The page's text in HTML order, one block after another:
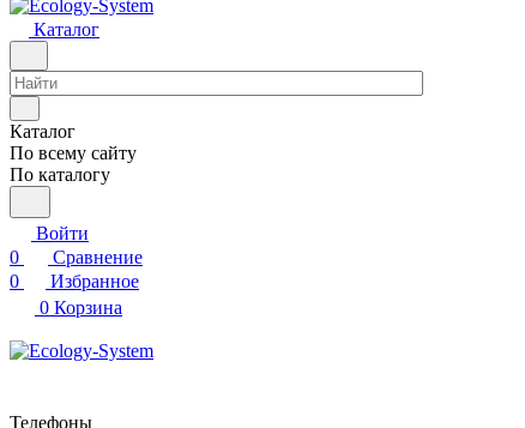
Каталог
Каталог
По всему сайту
По каталогу
Войти
0
Сравнение
0
Избранное
0 Корзина
Телефоны